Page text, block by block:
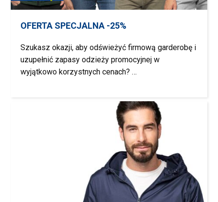
OFERTA SPECJALNA -25%
Szukasz okazji, aby odświeżyć firmową garderobę i
uzupełnić zapasy odzieży promocyjnej w
wyjątkowo korzystnych cenach? …